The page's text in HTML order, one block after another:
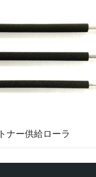
トナー供給ローラ